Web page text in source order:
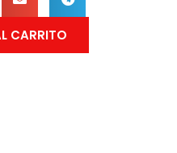
CARRITO